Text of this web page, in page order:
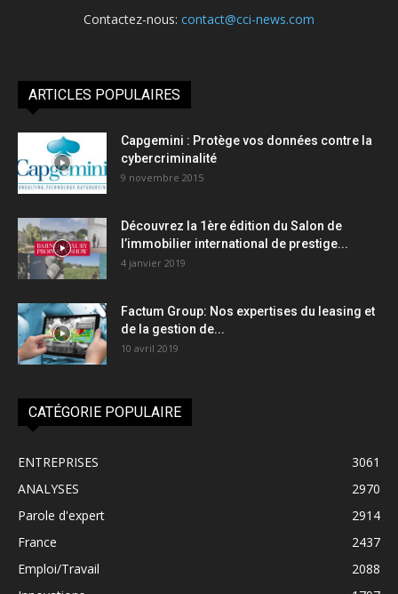
Contactez-nous: contact@cci-news.com
ARTICLES POPULAIRES
Capgemini : Protège vos données contre la
cybercriminalité
9 novembre 2015
Découvrez la 1ère édition du Salon de
l’immobilier international de prestige...
4 janvier 2019
Factum Group: Nos expertises du leasing et
de la gestion de...
10 avril 2019
CATÉGORIE POPULAIRE
ENTREPRISES
3061
ANALYSES
2970
Parole d'expert
2914
France
2437
Emploi/Travail
2088